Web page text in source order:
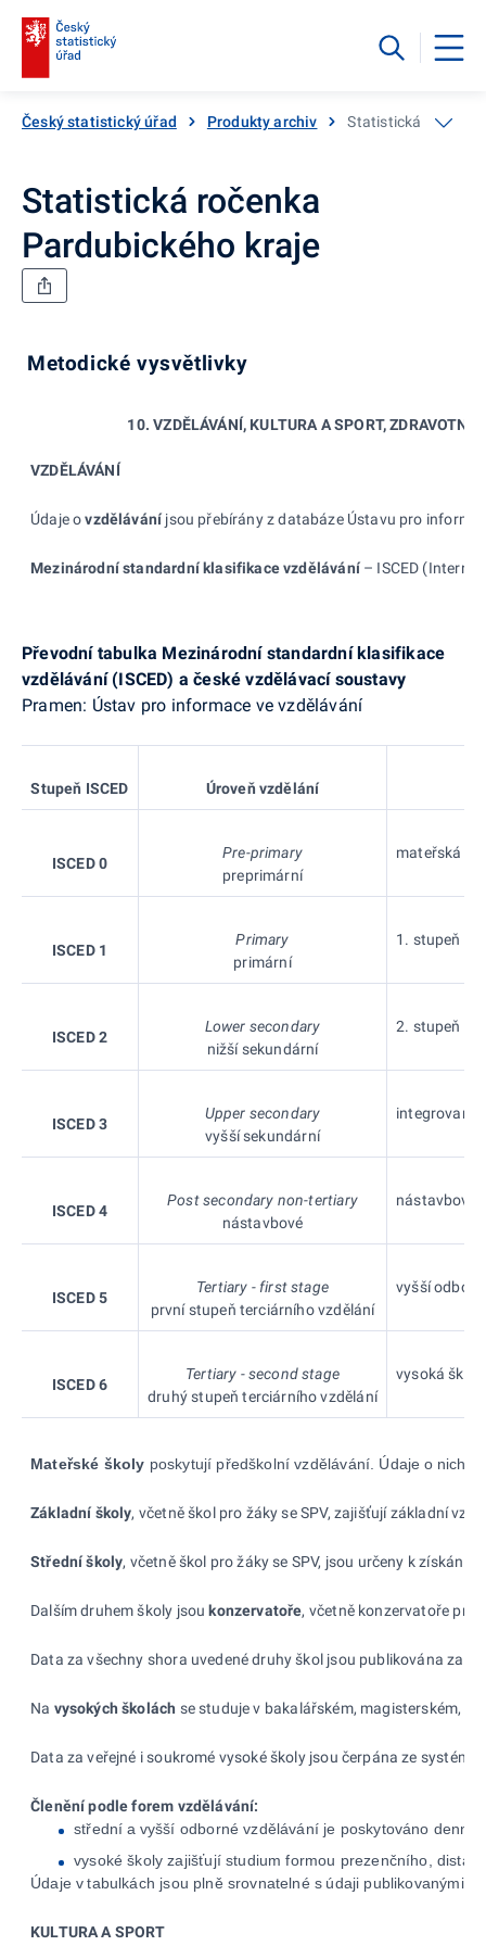
Český statistický úřad Produkty archiv Statistická ročenka
Statistická ročenka
Pardubického kraje
Metodické vysvětlivky
10. VZDĚLÁVÁNÍ, KULTURA A SPORT,
VZDĚLÁVÁNÍ
Údaje ovzdělávání jsou přebírány z databáze Ústavu pro
Mezinárodní standardní klasifikace vzdělávání– ISCED
Převodní tabulka Mezinárodní standardní klasifikace
vzdělávání (ISCED) a české vzdělávací soustavy
Pramen: Ústav pro informace ve vzdělávání
Stupeň ISCED Úroveň vzdělání
ISCED 0
Pre-primary
preprimární
mateřská
ISCED 1
Primary
primární
1. stupeň
ISCED 2
Lower secondary
nižší sekundární
2. stupeň
ISCED 3
Upper secondary
vyšší sekundární
integrovaný
ISCED 4
Post secondary non-tertiary
nástavbové
nástavbové
ISCED 5
Tertiary - first stage
první stupeň terciárního vzdělání
vyšší
ISCED 6
Tertiary - second stage
druhý stupeň terciárního vzdělání
vysoká
Mateřské školy poskytují předškolní vzdělávání. Údaje o nich
Základní školy, včetně škol pro žáky se SPV, zajišťují základní
Střední školy, včetně škol pro žáky se SPV, jsou určeny kzískání
Dalším druhem školy jsou konzervatoře, včetně konzervatoře pro
Data za všechny shora uvedené druhy škol jsou publikována za
Na vysokých školách se studuje v bakalářském, magisterském,
Data za veřejné isoukromé vysoké školy jsou čerpána ze systému
Členění podle forem vzdělávání:
střední a vyšší odborné vzdělávání je poskytováno denní
vysoké školy zajišťují studium formou prezenčního,
Údaje v tabulkách jsou plně srovnatelné s údaji publikovanými v
KULTURA A SPORT